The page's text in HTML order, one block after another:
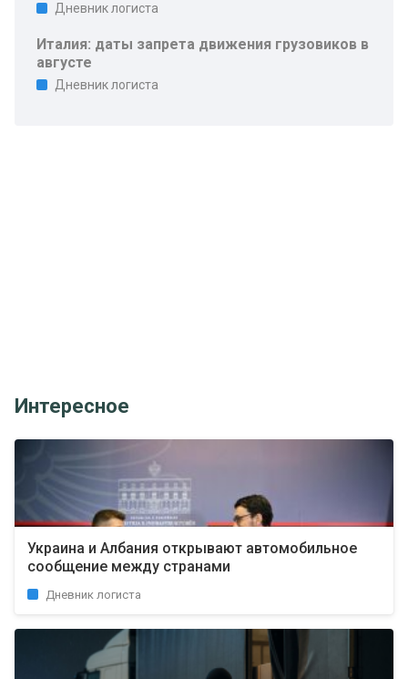
Дневник логиста
Италия: даты запрета движения грузовиков в
августе
Дневник логиста
Интересное
Украина и Албания открывают автомобильное
сообщение между странами
Дневник логиста